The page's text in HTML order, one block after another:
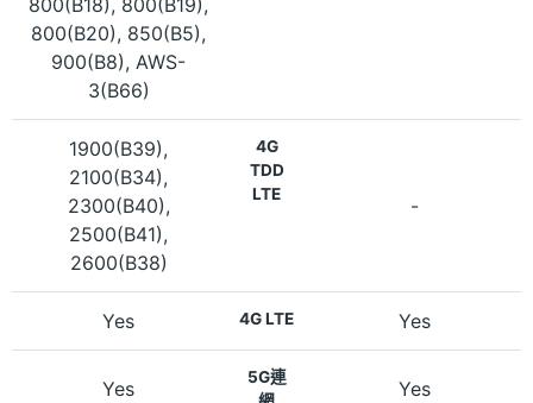
800(B20), 850(B5),
900(B8), AWS-
3(B66)
1900(B39),
2100(B34),
2300(B40),
2500(B41),
2600(B38)
4G
TDD
LTE
-
Yes 4G LTE Yes
Yes
5G連
Yes